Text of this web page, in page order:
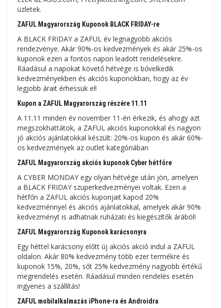
üzletek.
ZAFUL Magyarország Kuponok BLACK FRIDAY-re
A BLACK FRIDAY a ZAFUL év legnagyobb akciós
rendezvénye. Akár 90%-os kedvezmények és akár 25%-os
kuponok ezen a fontos napon leadott rendelésekre.
Ráadásul a napokat követő hétvége is bővelkedik
kedvezményekben és akciós kuponokban, hogy az év
legjobb árait érhessük el!
Kupon a ZAFUL Magyarország részére 11.11
A 11.11 minden év november 11-én érkezik, és ahogy azt
megszokhattátok, a ZAFUL akciós kuponokkal és nagyon
jó akciós ajánlatokkal készült: 20%-os kupon és akár 60%-
os kedvezmények az outlet kategóriában
ZAFUL Magyarország akciós kuponok Cyber ​​​​hétfőre
A CYBER MONDAY egy olyan hétvége után jön, amelyen
a BLACK FRIDAY szuperkedvezményei voltak. Ezen a
hétfőn a ZAFUL akciós kuponjait kapod 20%
kedvezménnyel és akciós ajánlatokkal, amelyek akár 90%
kedvezményt is adhatnak ruházati és kiegészítők árából!
ZAFUL Magyarország Kuponok karácsonyra
Egy héttel karácsony előtt új akciós akció indul a ZAFUL
oldalon. Akár 80% kedvezmény több ezer termékre és
kuponok 15%, 20%, sőt 25% kedvezmény nagyobb értékű
megrendelés esetén. Ráadásul minden rendelés esetén
ingyenes a szállítás!
ZAFUL mobilalkalmazás iPhone-ra és Androidra